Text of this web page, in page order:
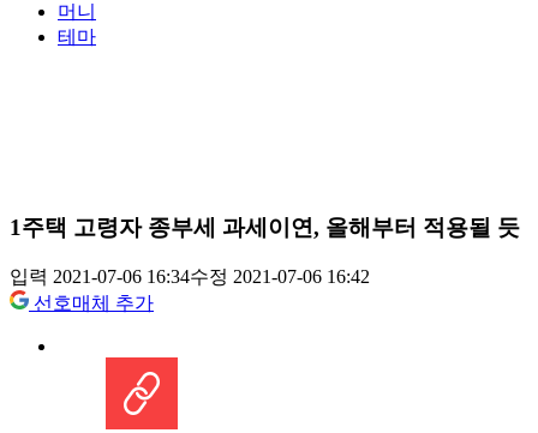
머니
테마
1주택 고령자 종부세 과세이연, 올해부터 적용될 듯
입력 2021-07-06 16:34수정 2021-07-06 16:42
선호매체 추가